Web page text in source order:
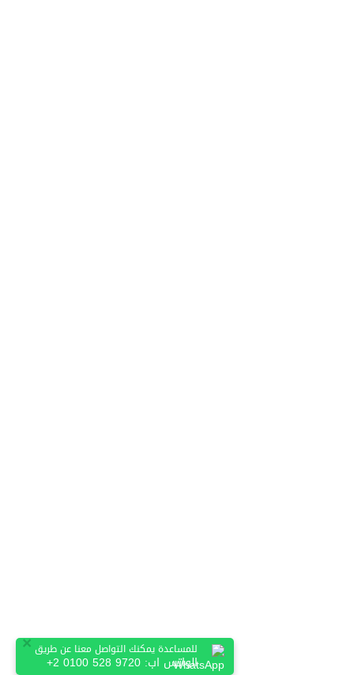
×للمساعدة يمكنك التواصل معنا عن طريق
الواتس اب: +2 0100 528 9720